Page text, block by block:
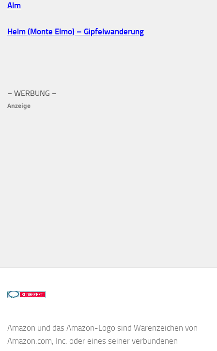
Alm
Helm (Monte Elmo) – Gipfelwanderung
– WERBUNG –
Anzeige
Amazon und das Amazon-Logo sind Warenzeichen von
Amazon.com, Inc. oder eines seiner verbundenen